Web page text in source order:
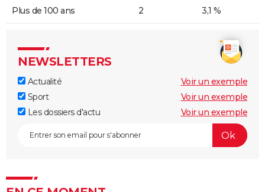
Plus de 100 ans 2 3,1 %
NEWSLETTERS
Actualité
Voir un exemple
Sport
Voir un exemple
Les dossiers d'actu
Voir un exemple